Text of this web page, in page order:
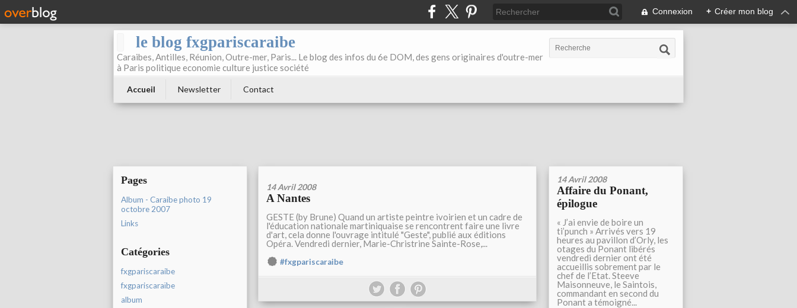
Connexion + Créer mon blog
le blog fxgpariscaraibe
Caraibes, Antilles, Réunion, Outre-mer, Paris... Le blog des infos du 6e DOM, des gens originaires d'outre-mer
à Paris politique economie culture justice société
Accueil Newsletter Contact
Pages
Album - Caraibe photo 19
octobre 2007
Links
Catégories
fxgpariscaraibe
fxgpariscaraïbe
album
14 Avril 2008
A Nantes
GESTE (by Brune) Quand un artiste peintre ivoirien et un cadre de
l'éducation nationale martiniquaise se rencontrent faire une livre
d'art, cela donne l'ouvrage intitulé "Geste", publié aux éditions
Opéra. Vendredi dernier, Marie-Christrine Sainte-Rose,...
#fxgpariscaraibe
14 Avril 2008
Affaire du Ponant,
épilogue
« J’ai envie de boire un
ti’punch » Arrivés vers 19
heures au pavillon d’Orly, les
otages du Ponant libérés
vendredi dernier ont été
accueillis sobrement par le
chef de l’Etat. Steeve
Maisonneuve, le Saintois,
commandant en second du
Ponant a témoigné...